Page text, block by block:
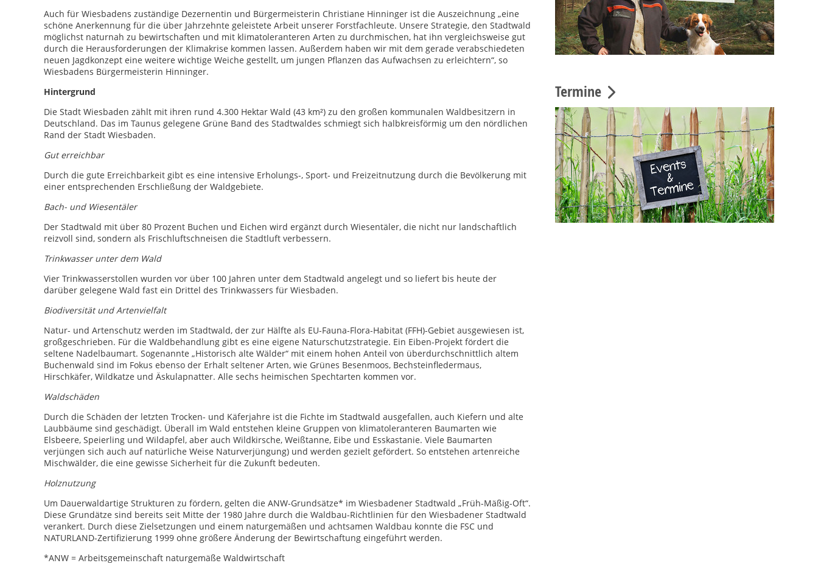
Auch für Wiesbadens zuständige Dezernentin und Bürgermeisterin Christiane Hinninger ist die Auszeichnung „eine
schöne Anerkennung für die über Jahrzehnte geleistete Arbeit unserer Forstfachleute. Unsere Strategie, den Stadtwald
möglichst naturnah zu bewirtschaften und mit klimatoleranteren Arten zu durchmischen, hat ihn vergleichsweise gut
durch die Herausforderungen der Klimakrise kommen lassen. Außerdem haben wir mit dem gerade verabschiedeten
neuen Jagdkonzept eine weitere wichtige Weiche gestellt, um jungen Pflanzen das Aufwachsen zu erleichtern“, so
Wiesbadens Bürgermeisterin Hinninger.
Hintergrund
Die Stadt Wiesbaden zählt mit ihren rund 4.300 Hektar Wald (43 km²) zu den großen kommunalen Waldbesitzern in
Deutschland. Das im Taunus gelegene Grüne Band des Stadtwaldes schmiegt sich halbkreisförmig um den nördlichen
Rand der Stadt Wiesbaden.
Gut erreichbar
Durch die gute Erreichbarkeit gibt es eine intensive Erholungs-, Sport- und Freizeitnutzung durch die Bevölkerung mit
einer entsprechenden Erschließung der Waldgebiete.
Bach- und Wiesentäler
Der Stadtwald mit über 80 Prozent Buchen und Eichen wird ergänzt durch Wiesentäler, die nicht nur landschaftlich
reizvoll sind, sondern als Frischluftschneisen die Stadtluft verbessern.
Trinkwasser unter dem Wald
Vier Trinkwasserstollen wurden vor über 100 Jahren unter dem Stadtwald angelegt und so liefert bis heute der
darüber gelegene Wald fast ein Drittel des Trinkwassers für Wiesbaden.
Biodiversität und Artenvielfalt
Natur- und Artenschutz werden im Stadtwald, der zur Hälfte als EU-Fauna-Flora-Habitat (FFH)-Gebiet ausgewiesen ist,
großgeschrieben. Für die Waldbehandlung gibt es eine eigene Naturschutzstrategie. Ein Eiben-Projekt fördert die
seltene Nadelbaumart. Sogenannte „Historisch alte Wälder“ mit einem hohen Anteil von überdurchschnittlich altem
Buchenwald sind im Fokus ebenso der Erhalt seltener Arten, wie Grünes Besenmoos, Bechsteinfledermaus,
Hirschkäfer, Wildkatze und Äskulapnatter. Alle sechs heimischen Spechtarten kommen vor.
Waldschäden
Durch die Schäden der letzten Trocken- und Käferjahre ist die Fichte im Stadtwald ausgefallen, auch Kiefern und alte
Laubbäume sind geschädigt. Überall im Wald entstehen kleine Gruppen von klimatoleranteren Baumarten wie
Elsbeere, Speierling und Wildapfel, aber auch Wildkirsche, Weißtanne, Eibe und Esskastanie. Viele Baumarten
verjüngen sich auch auf natürliche Weise Naturverjüngung) und werden gezielt gefördert. So entstehen artenreiche
Mischwälder, die eine gewisse Sicherheit für die Zukunft bedeuten.
Holznutzung
Um Dauerwaldartige Strukturen zu fördern, gelten die ANW-Grundsätze* im Wiesbadener Stadtwald „Früh-Mäßig-Oft“.
Diese Grundätze sind bereits seit Mitte der 1980 Jahre durch die Waldbau-Richtlinien für den Wiesbadener Stadtwald
verankert. Durch diese Zielsetzungen und einem naturgemäßen und achtsamen Waldbau konnte die FSC und
NATURLAND-Zertifizierung 1999 ohne größere Änderung der Bewirtschaftung eingeführt werden.
*ANW = Arbeitsgemeinschaft naturgemäße Waldwirtschaft
Termine